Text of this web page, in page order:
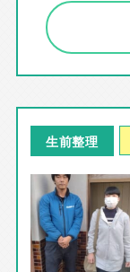
生前整理